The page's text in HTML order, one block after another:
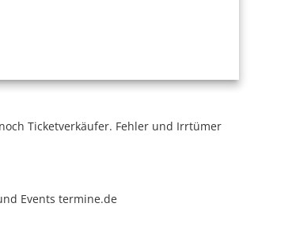
Ticketverkäufer. Fehler und Irrtümer
Events termine.de